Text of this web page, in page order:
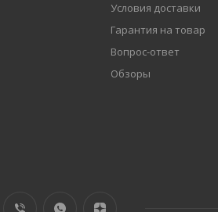
Условия доставки
Гарантия на товар
Вопрос-ответ
Обзоры